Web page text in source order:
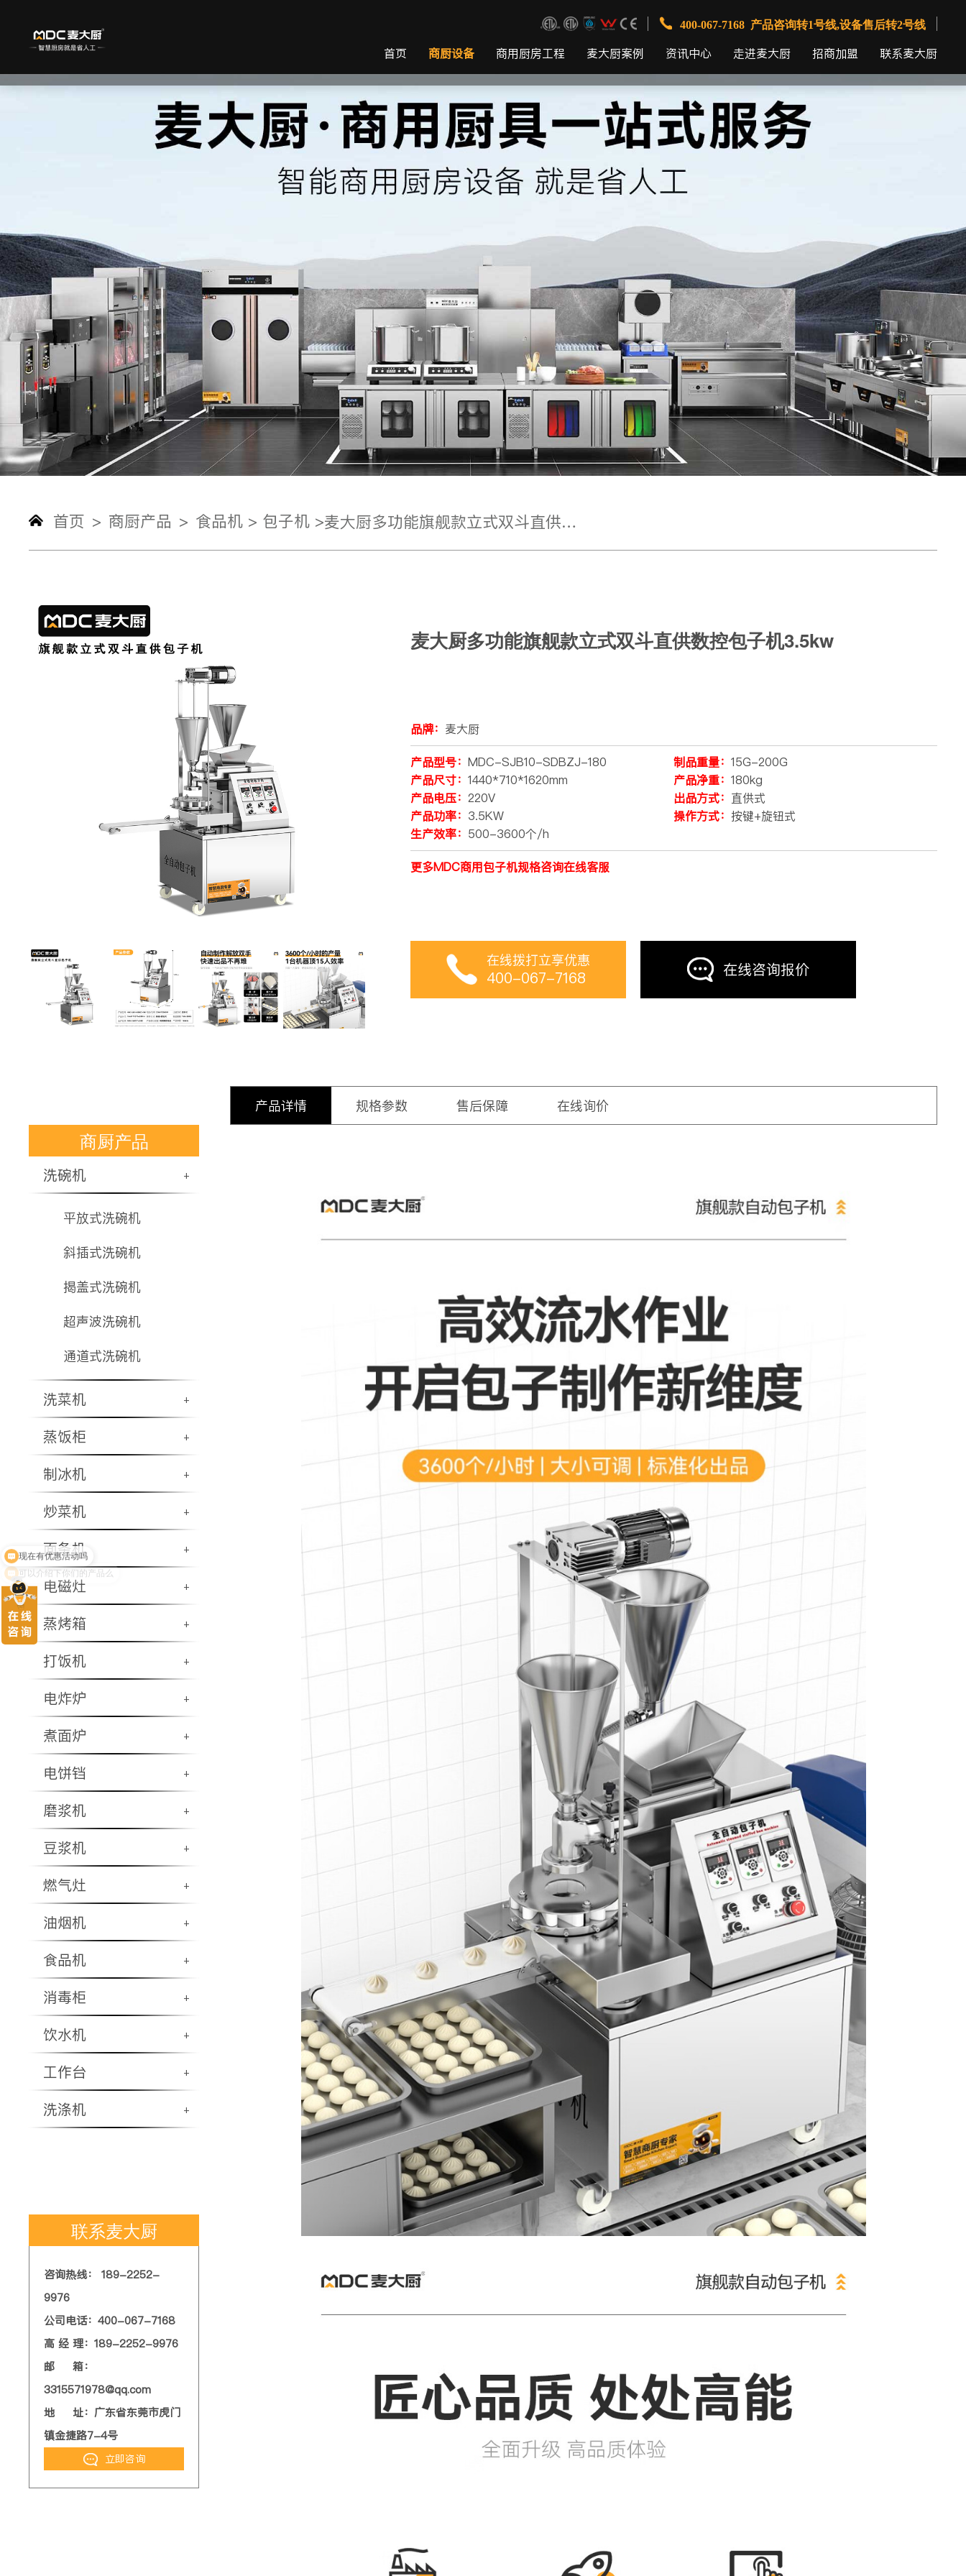
400-067-7168 产品咨询转1号线,设备售后转2号线
首页 商厨设备 商用厨房工程 麦大厨案例 资讯中心 走进麦大厨 招商加盟 联系麦大厨
首页 > 商厨产品 > 食品机 > 包子机 > 麦大厨多功能旗舰款立式双斗直供数控包子机3.5kw
麦大厨多功能旗舰款立式双斗直供数控包子机3.5kw
品牌： 麦大厨
产品型号： MDC-SJB10-SDBZJ-180
产品尺寸： 1440*710*1620mm
产品电压： 220V
产品功率： 3.5KW
生产效率： 500-3600个/h
制品重量：15G-200G
产品净重：180kg
出品方式： 直供式
操作方式：按键+旋钮式
更多MDC商用包子机规格咨询在线客服
在线拨打立享优惠
400-067-7168 在线咨询报价
商厨产品
洗碗机 +
平放式洗碗机
斜插式洗碗机
揭盖式洗碗机
超声波洗碗机
通道式洗碗机
洗菜机 +
蒸饭柜 +
制冰机 +
炒菜机 +
面条机 +
电磁灶 +
蒸烤箱 +
打饭机 +
电炸炉 +
煮面炉 +
电饼铛 +
磨浆机 +
豆浆机 +
燃气灶 +
油烟机 +
食品机 +
消毒柜 +
饮水机 +
工作台 +
洗涤机 +
联系麦大厨
咨询热线： 189-2252-
9976
公司电话：400-067-7168
高 经 理：189-2252-9976
邮 箱：
3315571978@qq.com
地 址：广东省东莞市虎门
镇金捷路7-4号
立即咨询
产品详情 规格参数 售后保障 在线询价
可以介绍下你们的产品么